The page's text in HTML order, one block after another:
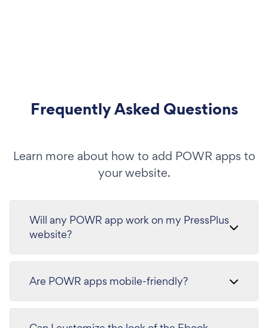
Frequently Asked Questions
Learn more about how to add POWR apps to
your website.
Will any POWR app work on my PressPlus
website?
Are POWR apps mobile-friendly?